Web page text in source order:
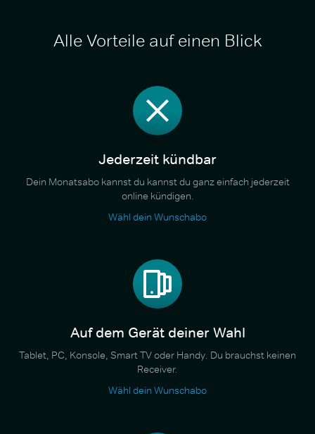
Alle Vorteile auf einen Blick
Jederzeit kündbar
Dein Monatsabo kannst du kannst du ganz einfach jederzeit
online kündigen.
Wähl dein Wunschabo
Auf dem Gerät deiner Wahl
Tablet, PC, Konsole, Smart TV oder Handy. Du brauchst keinen
Receiver.
Wähl dein Wunschabo